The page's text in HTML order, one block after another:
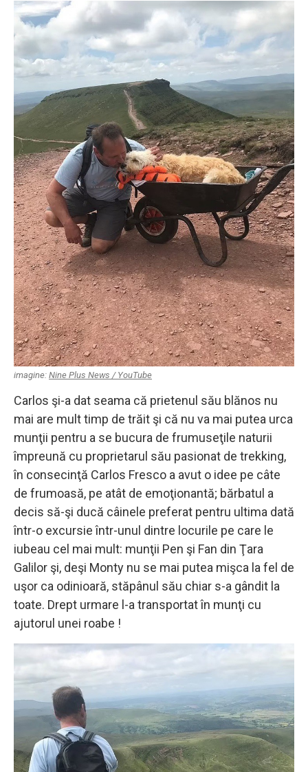
imagine: Nine Plus News / YouTube
Carlos şi-a dat seama că prietenul său blănos nu
mai are mult timp de trăit şi că nu va mai putea urca
munţii pentru a se bucura de frumuseţile naturii
împreună cu proprietarul său pasionat de trekking,
în consecinţă Carlos Fresco a avut o idee pe câte
de frumoasă, pe atât de emoţionantă; bărbatul a
decis să-şi ducă câinele preferat pentru ultima dată
într-o excursie într-unul dintre locurile pe care le
iubeau cel mai mult: munţii Pen şi Fan din Ţara
Galilor şi, deşi Monty nu se mai putea mişca la fel de
uşor ca odinioară, stăpânul său chiar s-a gândit la
toate. Drept urmare l-a transportat în munţi cu
ajutorul unei roabe !